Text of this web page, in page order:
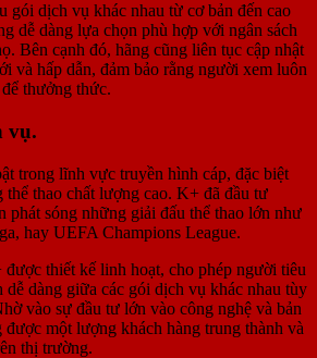
gói dịch vụ khác nhau từ cơ bản đến cao
dễ dàng lựa chọn phù hợp với ngân sách
Bên cạnh đó, hãng cũng liên tục cập nhật
và hấp dẫn, đảm bảo rằng người xem luôn
thưởng thức.
vụ.
trong lĩnh vực truyền hình cáp, đặc biệt
thao chất lượng cao. K+ đã đầu tư
phát sóng những giải đấu thể thao lớn như
hay UEFA Champions League.
thiết kế linh hoạt, cho phép người tiêu
dễ dàng giữa các gói dịch vụ khác nhau tùy
vào sự đầu tư lớn vào công nghệ và bản
một lượng khách hàng trung thành và
thị trường.